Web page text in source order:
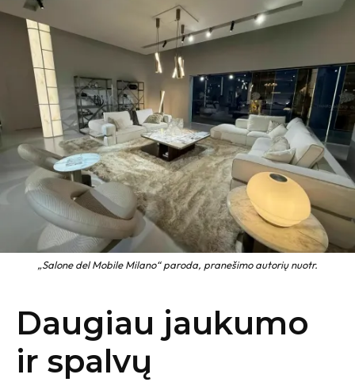
„Salone del Mobile Milano“ paroda, pranešimo autorių nuotr.
Daugiau jaukumo
ir spalvų